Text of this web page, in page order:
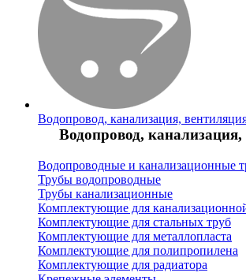
Водопровод, канализация,
Водопровод, канализация,
Водопроводные и канализационные
Трубы водопроводные
Трубы канализационные
Комплектующие для
Комплектующие для стальных труб
Комплектующие для металлопласта
Комплектующие для полипропилена
Комплектующие для радиатора